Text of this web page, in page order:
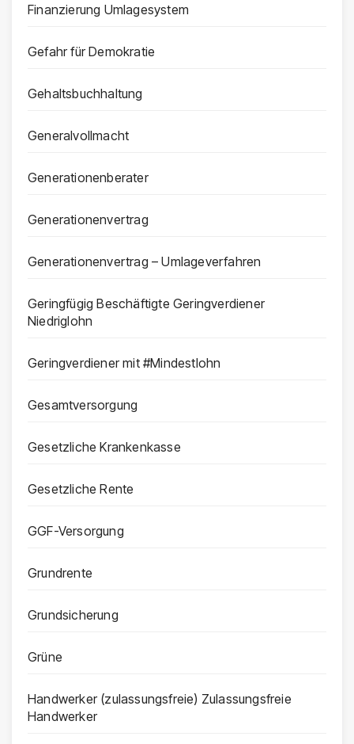
Finanzierung Umlagesystem
Gefahr für Demokratie
Gehaltsbuchhaltung
Generalvollmacht
Generationenberater
Generationenvertrag
Generationenvertrag – Umlageverfahren
Geringfügig Beschäftigte Geringverdiener
Niedriglohn
Geringverdiener mit #Mindestlohn
Gesamtversorgung
Gesetzliche Krankenkasse
Gesetzliche Rente
GGF-Versorgung
Grundrente
Grundsicherung
Grüne
Handwerker (zulassungsfreie) Zulassungsfreie
Handwerker